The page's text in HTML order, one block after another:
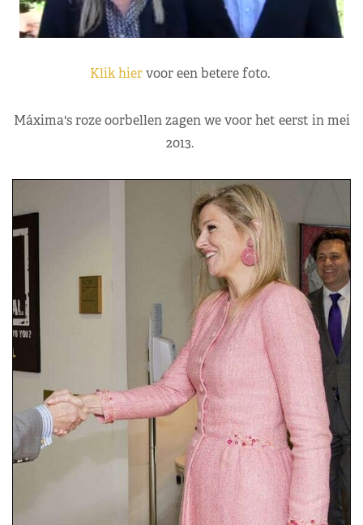
Klik hiervoor een betere foto.
Máxima's roze oorbellen zagen we voor het eerst in mei
2013.